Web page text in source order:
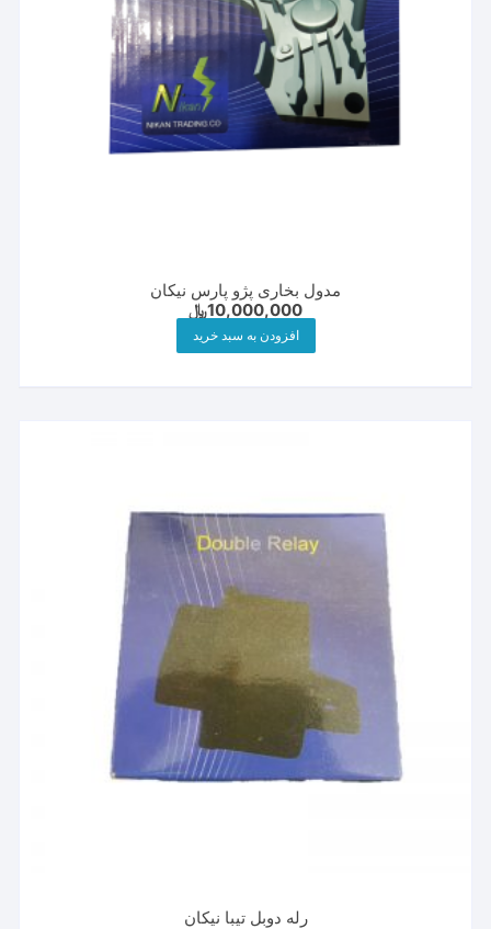
مدول بخاری پژو پارس نیکان
10,000,000﷼
افزودن به سبد خرید
رله دوبل تیبا نیکان